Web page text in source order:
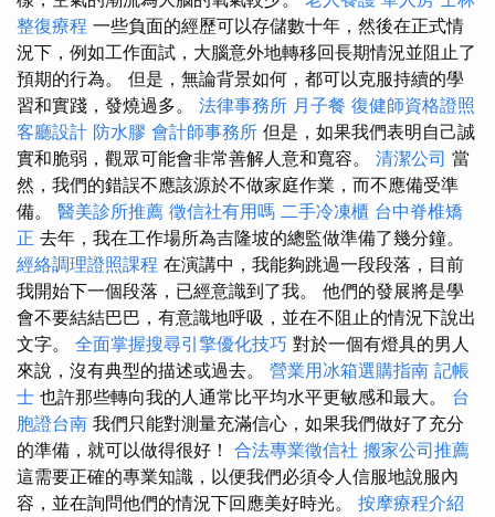
整復療程 一些負面的經歷可以存儲數十年，然後在正式情
況下，例如工作面試，大腦意外地轉移回長期情況並阻止了
預期的行為。 但是，無論背景如何，都可以克服持續的學
習和實踐，發燒過多。 法律事務所 月子餐 復健師資格證照
客廳設計 防水膠 會計師事務所 但是，如果我們表明自己誠
實和脆弱，觀眾可能會非常善解人意和寬容。 清潔公司 當
然，我們的錯誤不應該源於不做家庭作業，而不應備受準
備。 醫美診所推薦 徵信社有用嗎 二手冷凍櫃 台中脊椎矯
正 去年，我在工作場所為吉隆坡的總監做準備了幾分鐘。
經絡調理證照課程 在演講中，我能夠跳過一段段落，目前
我開始下一個段落，已經意識到了我。 他們的發展將是學
會不要結結巴巴，有意識地呼吸，並在不阻止的情況下說出
文字。 全面掌握搜尋引擎優化技巧 對於一個有燈具的男人
來說，沒有典型的描述或過去。 營業用冰箱選購指南 記帳
士 也許那些轉向我的人通常比平均水平更敏感和最大。 台
胞證台南 我們只能對測量充滿信心，如果我們做好了充分
的準備，就可以做得很好！ 合法專業徵信社 搬家公司推薦
這需要正確的專業知識，以便我們必須令人信服地說服內
容，並在詢問他們的情況下回應美好時光。 按摩療程介紹